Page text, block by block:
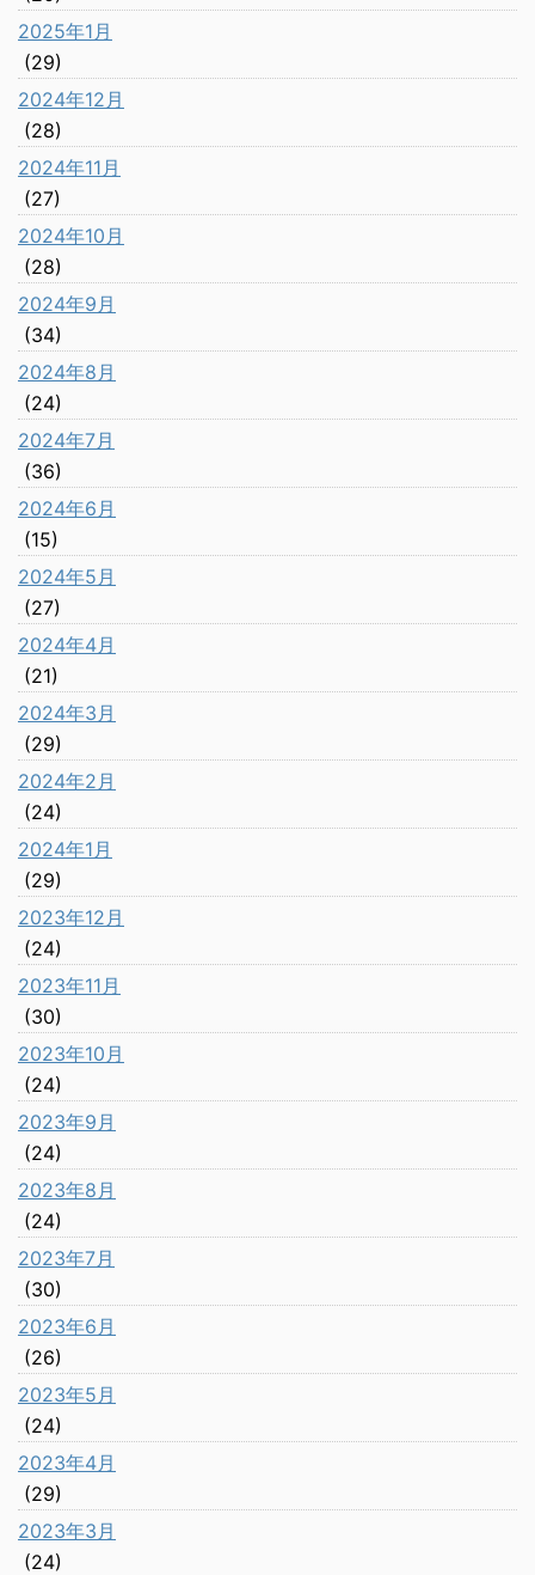
2025年1月
(29)
2024年12月
(28)
2024年11月
(27)
2024年10月
(28)
2024年9月
(34)
2024年8月
(24)
2024年7月
(36)
2024年6月
(15)
2024年5月
(27)
2024年4月
(21)
2024年3月
(29)
2024年2月
(24)
2024年1月
(29)
2023年12月
(24)
2023年11月
(30)
2023年10月
(24)
2023年9月
(24)
2023年8月
(24)
2023年7月
(30)
2023年6月
(26)
2023年5月
(24)
2023年4月
(29)
2023年3月
(24)